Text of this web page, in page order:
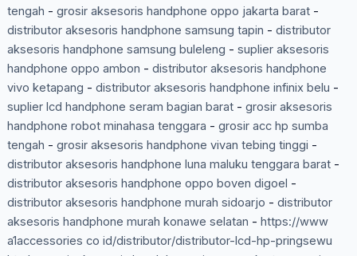
tengah - grosir aksesoris handphone oppo jakarta barat-
distributor aksesoris handphone samsung tapin - distributor
aksesoris handphone samsung buleleng - suplier aksesoris
handphone oppo ambon - distributor aksesoris handphone
vivo ketapang - distributor aksesoris handphone infinix belu -
suplier lcd handphone seram bagian barat- grosir aksesoris
handphone robot minahasa tenggara - grosir acc hp sumba
tengah - grosir aksesoris handphone vivan tebing tinggi -
distributor aksesoris handphone luna maluku tenggara barat-
distributor aksesoris handphone oppo boven digoel -
distributor aksesoris handphone murah sidoarjo - distributor
aksesoris handphone murah konawe selatan - https://www
a1accessories co id/distributor/distributor-lcd-hp-pringsewu